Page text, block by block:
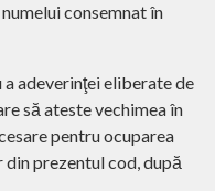
consemnat în
adeverinţei eliberate de
să ateste vechimea în
pentru ocuparea
prezentul cod, după